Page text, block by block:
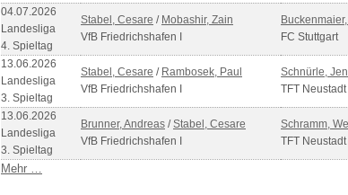
04.07.2026
Landesliga
4. Spieltag
Stabel, Cesare / Mobashir, Zain
VfB Friedrichshafen I
FC Stuttgart
13.06.2026
Landesliga
3. Spieltag
Stabel, Cesare / Rambosek, Paul
VfB Friedrichshafen I
Schnürle,
TFT Neustadt I
13.06.2026
Landesliga
3. Spieltag
Brunner, Andreas /Stabel, Cesare
VfB Friedrichshafen I
Schramm,
TFT Neustadt I
Mehr …